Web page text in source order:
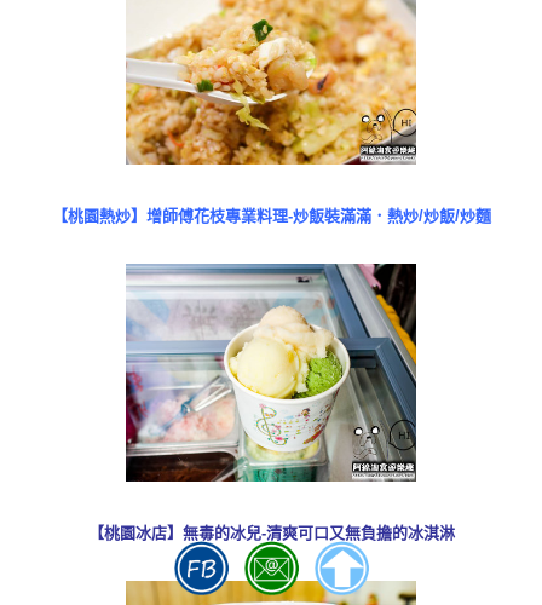
【桃園熱炒】增師傅花枝專業料理-炒飯裝滿滿．熱炒/炒飯/炒麵
【桃園冰店】無毒的冰兒-清爽可口又無負擔的冰淇淋